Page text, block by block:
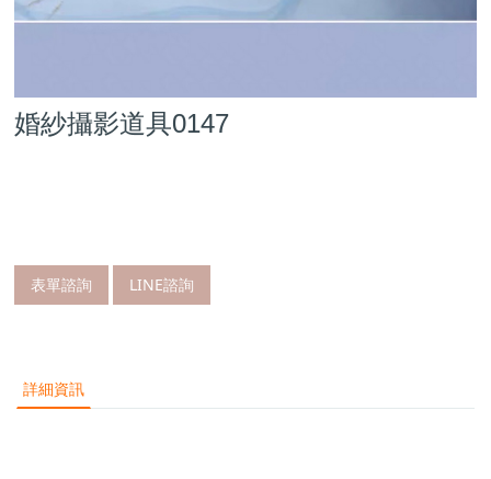
婚紗攝影道具0147
表單諮詢 LINE諮詢
詳細資訊